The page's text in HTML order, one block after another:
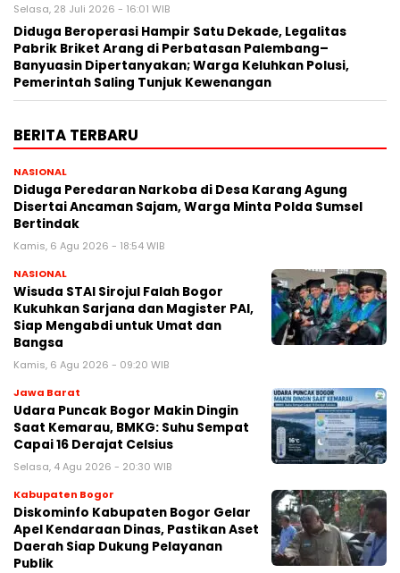
Selasa, 28 Juli 2026 - 16:01 WIB
Diduga Beroperasi Hampir Satu Dekade, Legalitas
Pabrik Briket Arang di Perbatasan Palembang–
Banyuasin Dipertanyakan; Warga Keluhkan Polusi,
Pemerintah Saling Tunjuk Kewenangan
BERITA TERBARU
NASIONAL
Diduga Peredaran Narkoba di Desa Karang Agung
Disertai Ancaman Sajam, Warga Minta Polda Sumsel
Bertindak
Kamis, 6 Agu 2026 - 18:54 WIB
NASIONAL
Wisuda STAI Sirojul Falah Bogor
Kukuhkan Sarjana dan Magister PAI,
Siap Mengabdi untuk Umat dan
Bangsa
Kamis, 6 Agu 2026 - 09:20 WIB
Jawa Barat
Udara Puncak Bogor Makin Dingin
Saat Kemarau, BMKG: Suhu Sempat
Capai 16 Derajat Celsius
Selasa, 4 Agu 2026 - 20:30 WIB
Kabupaten Bogor
Diskominfo Kabupaten Bogor Gelar
Apel Kendaraan Dinas, Pastikan Aset
Daerah Siap Dukung Pelayanan
Publik